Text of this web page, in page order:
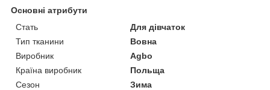
Основні атрибути
Стать
Для дівчаток
Тип тканини
Вовна
Виробник
Agbo
Країна виробник
Польща
Сезон
Зима